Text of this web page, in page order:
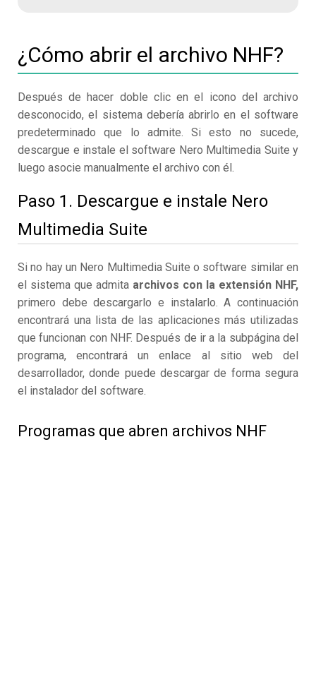
¿Cómo abrir el archivo NHF?
Después de hacer doble clic en el icono del archivo
desconocido, el sistema debería abrirlo en el software
predeterminado que lo admite. Si esto no sucede,
descargue e instale el software Nero Multimedia Suite y
luego asocie manualmente el archivo con él.
Paso 1. Descargue e instale Nero
Multimedia Suite
Si no hay un Nero Multimedia Suite o software similar en
el sistema que admita archivos con la extensión NHF,
primero debe descargarlo e instalarlo. A continuación
encontrará una lista de las aplicaciones más utilizadas
que funcionan con NHF. Después de ir a la subpágina del
programa, encontrará un enlace al sitio web del
desarrollador, donde puede descargar de forma segura
el instalador del software.
Programas que abren archivos NHF